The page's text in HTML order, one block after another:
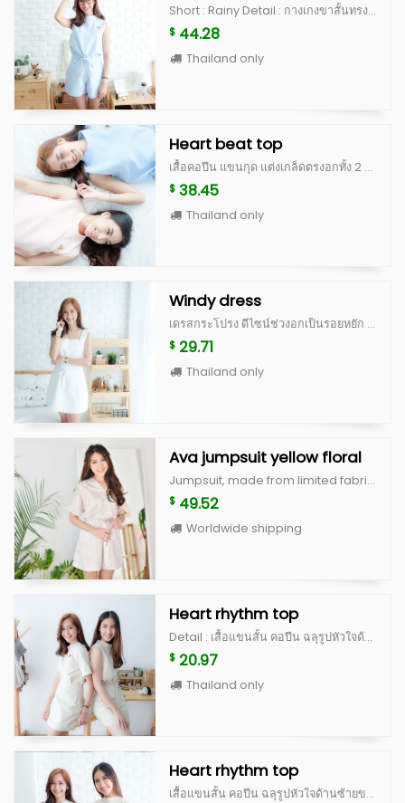
Short : Rainy Detail : กางเกงขาสั้นทรงสวย เป็นเอวสูง ดีไซน์จับจีบตรงขอบ เป็นงานละเอียด มีขอบกางเกงให้สามารถรอยผ้าผูกเป็นโบว์ด้านหน้าได้ ซิปหลังซ่อน มีกระเป๋าจริงด้านข้าง 2 ด้าน ทำจากผ้านำเข้าเนื้อดี มีซับในและอัดกาวเต็มตัว คัดติ้งเนี้ยบ ใส่แล้วผอม เป็นตัวโปรดของแม่ค้าเลยค่ะ  Color : white, peach, blue, beige scott (limited) **สำหรับสี beige scott จะเป็นผ้าญี่ปุ่นสั่งนำเข้าพิเศษ ลอตแรกมีจำนวนไม่เยอะค่ะ ^^ Size S : เอว 25” สะโพก 35” ยาว 15” Size M : เอว 26” สะโพก 36” ยาว 15”
$ 44.28
Thailand only
Heart beat top
เสื้อคอปีน แขนกุด แต่งเกล็ดตรงอกทั้ง 2 ข้างให้ดูไม่เรียบจนเกินไป ฉลุรูปหัวใจด้านซ้ายของหน้าอก เป็นงานละเอียด ด้านหลังเป็นกระดุมปั้ม น่ารักมากๆ ตัวนี้เป็น signature ของทางร้าน ตัวเสื้อทำจากผ้านำเข้าเนื้อดี มีซับในและอัดกาวเต็มตัว คัดติ้งเนี้ยบสุดๆ ได้ไปรับรองไม่ผิดหวังจริงๆค่ะ Color : white, peach, blue, beige scott (limited) **สำหรับสี beige scott จะเป็นผ้าญี่ปุ่นสั่งนำเข้าพิเศษ ลอตแรกมีจำนวนไม่เยอะค่ะ ^^ Size : อก 36” ยาว 18”
$ 38.45
Thailand only
Windy dress
เดรสกระโปรง ดีไซน์ช่วงอกเป็นรอยหยัก ตีเกล็ดช่วงอก ทำให้ไม่ดูเรียบจนเกินไป ช่วงเอว มีผ้าให้ผูกเป็นโบว์ด้านหน้า หรือใส่แบบไม่ผูกโบว์ แล้วนำผ้ามาผูกเป็นผ้าคาดผมก็ได้ค่ะ มีซิปซ่อนด้านหลัง สามารถใส่ไปทำงาน ใส่ไปเที่ยว หรือใส่ออกงานได้สบายค่ะ ทำจากผ้านำเข้าเนื้อดี มีซับในและอัดกาวเต็มตัว คัดติ้งเนี้ยบ เดรสทรงแบบนี้ใส่ได้เรื่อยๆ ควรมีติดตู้ไว้นะคะ Color : white, peach, blue Size : อก 34” เอว 28-30” สะโพก ฟรี ยาว 31”
$ 29.71
Thailand only
Ava jumpsuit yellow floral
Jumpsuit, made from limited fabric with good cutting size S : bust 34” waist 26” hip 38” size M : bust 36” waist 28” hip 40”
$ 49.52
Worldwide shipping
Heart rhythm top
Detail : เสื้อแขนสั้น คอปีน ฉลุรูปหัวใจด้านซ้ายของหน้าอก ด้านหลังเป็นกระดุมปั้ม ดีไซน์น่ารักสุดๆ เป็น signature ของทางร้าน ตัวเสื้อทำจากผ้านำเข้าเนื้อดี มีซับในและอัดกาวเต็มตัว คัดติ้งเนี้ยบ ไม่อยากให้พลาดจริงๆค่ะตัวนี้ มีจำนวนจำกัดนะคะ Color : white, peach, blue, beige scott (limited) **สำหรับสี beige scott จะเป็นผ้าญี่ปุ่นสั่งนำเข้าพิเศษ ลอตแรกมีจำนวนไม่เยอะค่ะ ^^ Size : อก 36” ยาว 20” แขนเสื้อยาว 8.5”
$ 20.97
Thailand only
Heart rhythm top
เสื้อแขนสั้น คอปีน ฉลุรูปหัวใจด้านซ้ายของหน้าอก ด้านหลังเป็นกระดุมปั้ม ดีไซน์น่ารักสุดๆ เป็น signature ของทางร้าน ตัวเสื้อทำจากผ้านำเข้าเนื้อดี มีซับในและอัดกาวเต็มตัว คัดติ้งเนี้ยบ ไม่อยากให้พลาดจริงๆค่ะตัวนี้ มีจำนวนจำกัดนะคะ Color : white, peach, blue, beige scott (limited) **สำหรับสี beige scott จะเป็นผ้าญี่ปุ่นสั่งนำเข้าพิเศษ ลอตแรกมีจำนวนไม่เยอะค่ะ ^^ Size : อก 36” ยาว 20” แขนเสื้อยาว 8.5”